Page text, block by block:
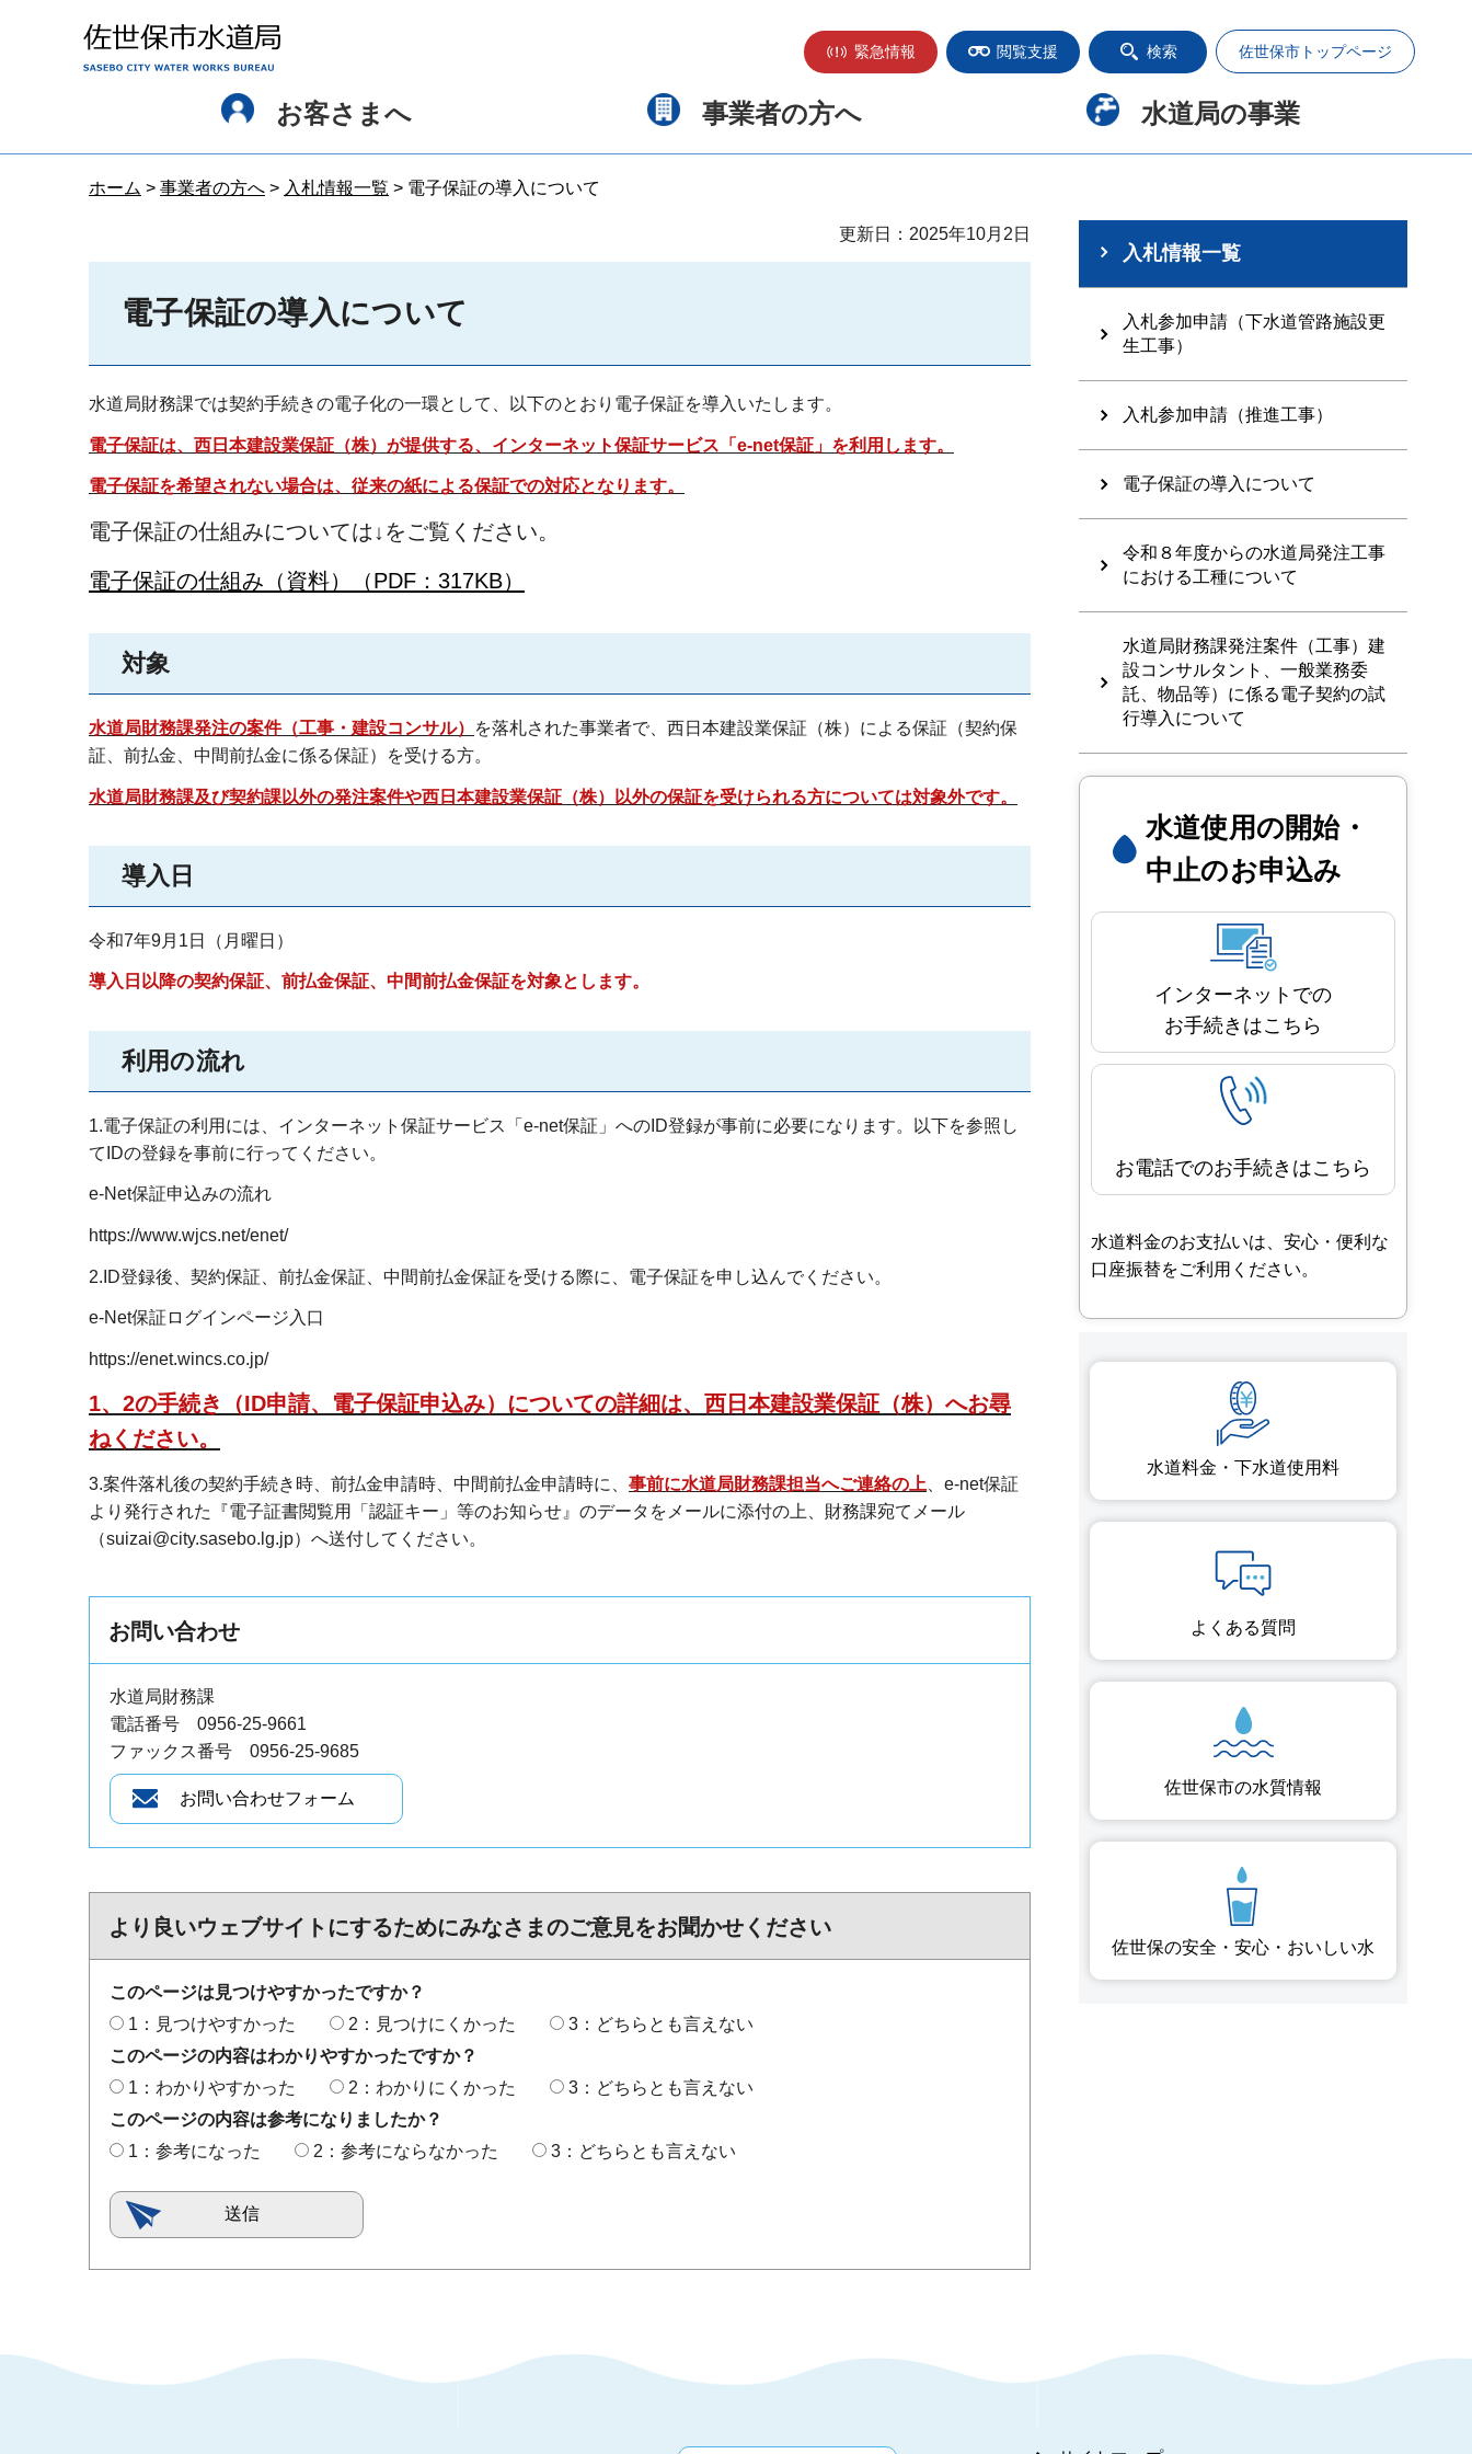
佐世保市水道局
緊急情報
閲覧支援 検索 佐世保市トップページ
お客さまへ 事業者の方へ 水道局の事業
ホーム > 事業者の方へ > 入札情報一覧 > 電子保証の導入について
更新日：2025年10月2日
電子保証の導入について
水道局財務課では契約手続きの電子化の一環として、以下のとおり電子保証を導入いたします。
電子保証は、西日本建設業保証（株）が提供する、インターネット保証サービス「e-net保証」を利用します。
電子保証を希望されない場合は、従来の紙による保証での対応となります。
電子保証の仕組みについては↓をご覧ください。
電子保証の仕組み（資料）（PDF：317KB）
対象
水道局財務課発注の案件（工事・建設コンサル）
を落札された事業者で、西日本建設業保証（株）による保証（契約保
証、前払金、中間前払金に係る保証）を受ける方。
水道局財務課及び契約課以外の発注案件や西日本建設業保証（株）以外の保証を受けられる方については対象外です。
導入日
令和7年9月1日（月曜日）
導入日以降の契約保証、前払金保証、中間前払金保証を対象とします。
利用の流れ
1.電子保証の利用には、インターネット保証サービス「e-net保証」へのID登録が事前に必要になります。以下を参照し
てIDの登録を事前に行ってください。
e-Net保証申込みの流れ
https://www.wjcs.net/enet/
2.ID登録後、契約保証、前払金保証、中間前払金保証を受ける際に、電子保証を申し込んでください。
e-Net保証ログインページ入口
https://enet.wincs.co.jp/
1、2の手続き（ID申請、​​​​​電子保証申込み）についての詳細は、西日本建設業保証（株）へお尋
ねください。
3.案件落札後の契約手続き時、前払金申請時、中間前払金申請時に、 事前に水道局財務課担当へご連絡の上 、e-net保証
より発行された『電子証書閲覧用「認証キー」等のお知らせ』のデータをメールに添付の上、財務課宛てメール
（suizai@city.sasebo.lg.jp）へ送付してください。
お問い合わせ
水道局財務課
電話番号 0956-25-9661
ファックス番号 0956-25-9685
より良いウェブサイトにするためにみなさまのご意見をお聞かせください
このページは見つけやすかったですか？
1：見つけやすかった
2：見つけにくかった
3：どちらとも言えない
このページの内容はわかりやすかったですか？
1：わかりやすかった
2：わかりにくかった
3：どちらとも言えない
このページの内容は参考になりましたか？
1：参考になった
2：参考にならなかった 3：どちらとも言えない
入札情報一覧
入札参加申請（下水道管路施設更
生工事）
入札参加申請（推進工事）
電子保証の導入について
令和８年度からの水道局発注工事
における工種について
水道局財務課発注案件（工事）建
設コンサルタント、一般業務委
託、物品等）に係る電子契約の試
行導入について
水道使用の開始・
中止のお申込み
インターネットでの
お手続きはこちら
お電話でのお手続きはこちら
水道料金のお支払いは、安心・便利な
口座振替をご利用ください。
水道料金・ 下水道使用料
よくある質問
佐世保市の水質情報
佐世保の安全・ 安心・おいしい水